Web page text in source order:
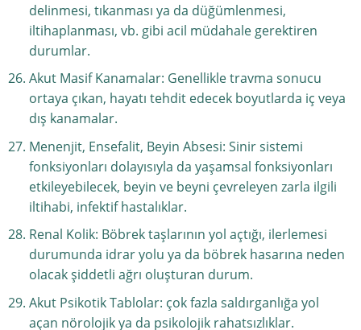
delinmesi, tıkanması ya da düğümlenmesi,
iltihaplanması, vb. gibi acil müdahale gerektiren
durumlar.
Akut Masif Kanamalar: Genellikle travma sonucu
ortaya çıkan, hayatı tehdit edecek boyutlarda iç veya
dış kanamalar.
Menenjit, Ensefalit, Beyin Absesi: Sinir sistemi
fonksiyonları dolayısıyla da yaşamsal fonksiyonları
etkileyebilecek, beyin ve beyni çevreleyen zarla ilgili
iltihabi, infektif hastalıklar.
Renal Kolik: Böbrek taşlarının yol açtığı, ilerlemesi
durumunda idrar yolu ya da böbrek hasarına neden
olacak şiddetli ağrı oluşturan durum.
Akut Psikotik Tablolar: çok fazla saldırganlığa yol
açan nörolojik ya da psikolojik rahatsızlıklar.